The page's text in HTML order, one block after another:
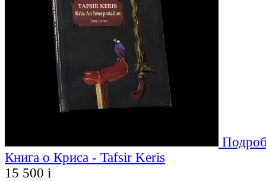
Книга о Криса - Tafsir Keris
15 500 i